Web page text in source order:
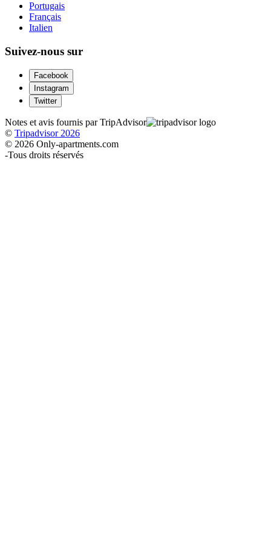
Portugais
Français
Italien
Suivez-nous sur
Facebook
Instagram
Twitter
Notes et avis fournis par TripAdvisor
© Tripadvisor 2026
© 2026 Only-apartments.com
-Tous droits réservés